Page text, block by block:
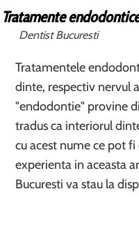
Tratamente
Dentist Bucuresti
Tratamentele
dinte, respectiv nervul
"endodontie" provine
tradus ca interiorul
cu acest nume ce pot
experienta in aceasta
Bucuresti va stau la